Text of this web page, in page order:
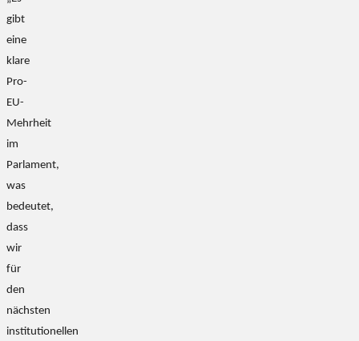
gibt
eine
klare
Pro-
EU-
Mehrheit
im
Parlament,
was
bedeutet,
dass
wir
für
den
nächsten
institutionellen